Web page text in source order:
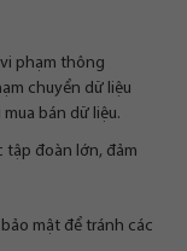
phạm thông
chuyển dữ liệu
bán dữ liệu.
tập đoàn lớn, đảm
mật để tránh các